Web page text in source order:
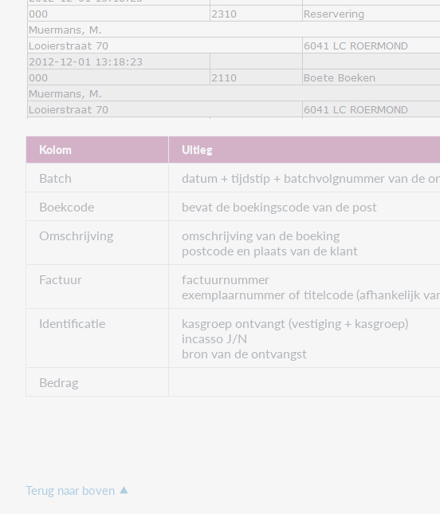
Kolom Uitleg
Batch
datum + tijdstip + batchvolgnummer van de
Boekcode
bevat de boekingscode van de post
Omschrijving
omschrijving van de boeking
postcode en plaats van de klant
Factuur
factuurnummer
exemplaarnummer of titelcode (afhankelijk
Identificatie
kasgroep ontvangt (vestiging + kasgroep)
incasso J/N
bron van de ontvangst
Bedrag
Terug naar boven